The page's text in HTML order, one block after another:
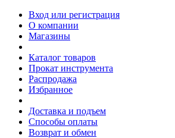
Вход или регистрация
О компании
Магазины
Каталог товаров
Прокат инструмента
Распродажа
Избранное
Доставка и подъем
Способы оплаты
Возврат и обмен